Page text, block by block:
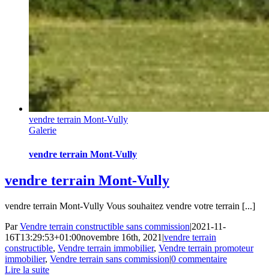
vendre terrain Mont-Vully
Galerie
vendre terrain Mont-Vully
vendre terrain Mont-Vully
vendre terrain Mont-Vully Vous souhaitez vendre votre terrain [...]
ParVendre terrain constructible sans commission|2021-11-
16T13:29:53+01:00novembre 16th, 2021 |vendre terrain
constructible, Vendre terrain immobilier, Vendre terrain promoteur
immobilier, Vendre terrain sans commission|0 commentaire
Lire la suite